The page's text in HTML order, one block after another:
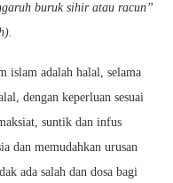
buruk sihir atau racun”
islam adalah halal, selama
dengan keperluan sesuai
suntik dan infus
dan memudahkan urusan
ada salah dan dosa bagi